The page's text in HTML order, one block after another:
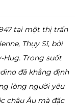
tại một thị trấn
Thụy Sĩ, bởi
Hug. Trong suốt
đã khẳng định
lòng người yêu
châu Âu mà đặc